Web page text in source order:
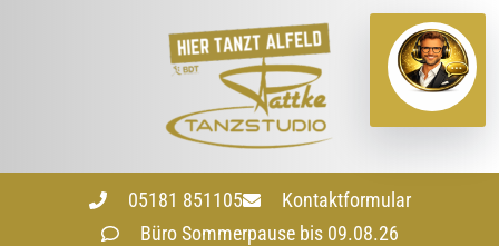
05181 851105
Kontaktformular
Büro Sommerpause bis 09.08.26